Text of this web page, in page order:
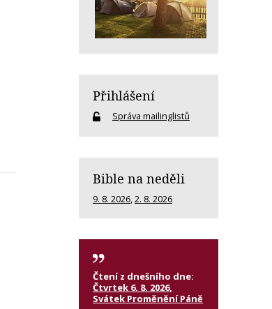
Přihlášení
Správa mailinglistů
Bible na neděli
9. 8. 2026 2. 8. 2026
Čtení z dnešního dne:
Čtvrtek 6. 8. 2026,
Svátek Proměnění Páně